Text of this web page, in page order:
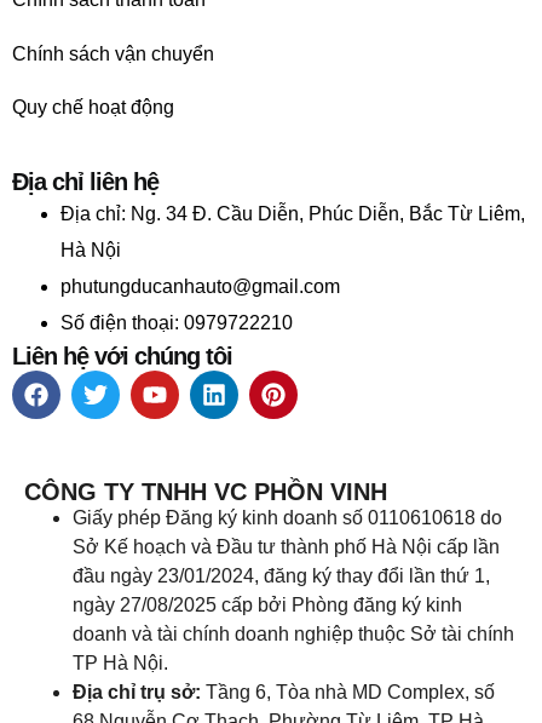
Chính sách vận chuyển
Quy chế hoạt động
Địa chỉ liên hệ
Địa chỉ: Ng. 34 Đ. Cầu Diễn, Phúc Diễn, Bắc Từ Liêm,
Hà Nội
phutungducanhauto@gmail.com
Số điện thoại: 0979722210
Liên hệ với chúng tôi
CÔNG TY TNHH VC PHỒN VINH
Giấy phép Đăng ký kinh doanh số 0110610618 do
Sở Kế hoạch và Đầu tư thành phố Hà Nội cấp lần
đầu ngày 23/01/2024, đăng ký thay đổi lần thứ 1,
ngày 27/08/2025 cấp bởi Phòng đăng ký kinh
doanh và tài chính doanh nghiệp thuộc Sở tài chính
TP Hà Nội.
Địa chỉ trụ sở: Tầng 6, Tòa nhà MD Complex, số